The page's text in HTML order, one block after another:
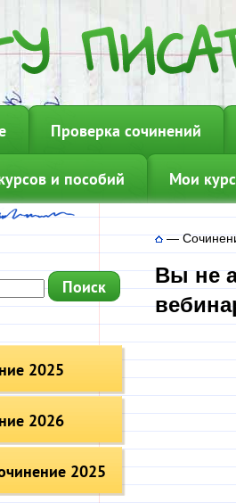
Проверка сочинений
и пособий Мои
2025
2026
2025
—
Вы не